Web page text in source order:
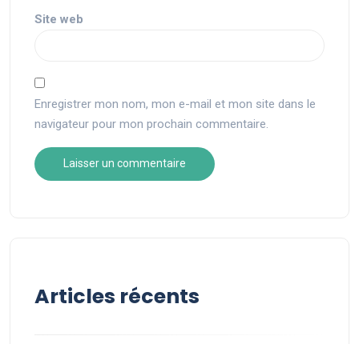
Site web
Enregistrer mon nom, mon e-mail et mon site dans le
navigateur pour mon prochain commentaire.
Articles récents